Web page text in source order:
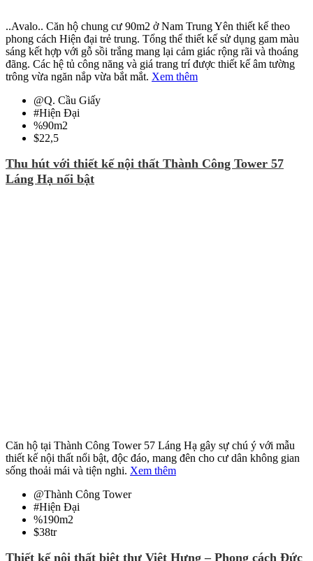
..Avalo.. Căn hộ chung cư 90m2 ở Nam Trung Yên thiết kế theo
phong cách Hiện đại trẻ trung. Tổng thể thiết kế sử dụng gam màu
sáng kết hợp với gỗ sồi trắng mang lại cảm giác rộng rãi và thoáng
đãng. Các hệ tủ công năng và giá trang trí được thiết kế âm tường
trông vừa ngăn nắp vừa bắt mắt. Xem thêm
@Q. Cầu Giấy
#Hiện Đại
%90m2
$22,5
Thu hút với thiết kế nội thất Thành Công Tower 57
Láng Hạ nổi bật
Căn hộ tại Thành Công Tower 57 Láng Hạ gây sự chú ý với mẫu
thiết kế nội thất nổi bật, độc đáo, mang đên cho cư dân không gian
sống thoải mái và tiện nghi. Xem thêm
@Thành Công Tower
#Hiện Đại
%190m2
$38tr
Thiết kế nội thất biệt thự Việt Hưng – Phong cách Đức